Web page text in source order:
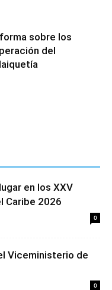
sobre los
del
en los XXV
Caribe 2026
0
Viceministerio de
0